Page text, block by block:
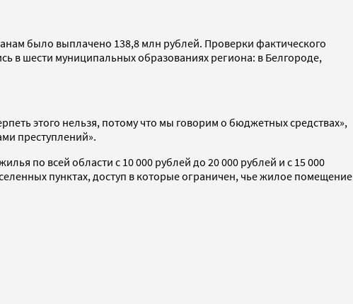
было выплачено 138,8 млн рублей. Проверки фактического
в шести муниципальных образованиях региона: в Белгороде,
этого нельзя, потому что мы говорим о бюджетных средствах»,
преступлений».
по всей области с 10 000 рублей до 20 000 рублей и с 15 000
пунктах, доступ в которые ограничен, чье жилое помещение